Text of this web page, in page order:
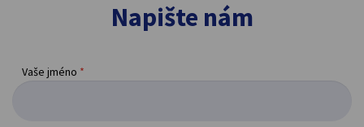
Napište nám
Vaše jméno *